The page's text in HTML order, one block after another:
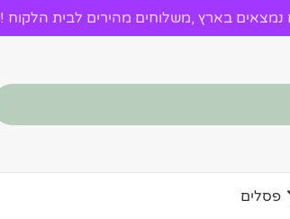
נמצאים בארץ ,משלוחים מהירים לבית הלקוח !
פסלים